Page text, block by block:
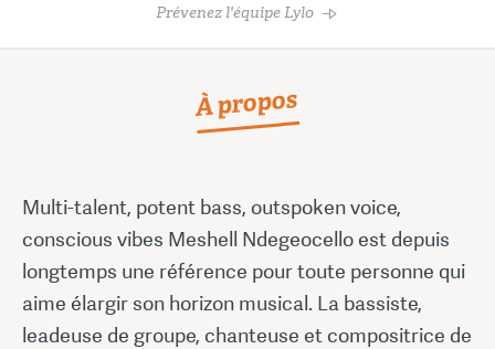
Prévenez l'équipe Lylo
À propos
Multi-talent, potent bass, outspoken voice,
conscious vibes Meshell Ndegeocello est depuis
longtemps une référence pour toute personne qui
aime élargir son horizon musical. La bassiste,
leadeuse de groupe, chanteuse et compositrice de